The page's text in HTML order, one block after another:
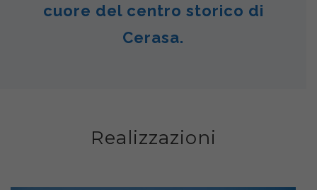
cuore del centro storico di
Cerasa.
Realizzazioni